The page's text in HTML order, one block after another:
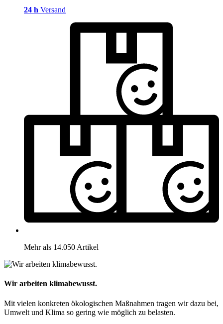
24 h Versand
Mehr als 14.050 Artikel
Wir arbeiten klimabewusst.
Mit vielen konkreten ökologischen Maßnahmen tragen wir dazu bei,
Umwelt und Klima so gering wie möglich zu belasten.